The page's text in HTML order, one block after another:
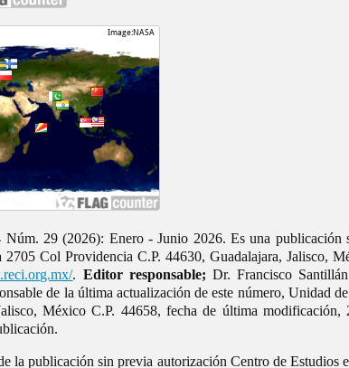
Núm. 29 (2026): Enero - Junio 2026. Es una publicación
Col Providencia C.P. 44630, Guadalajara, Jalisco,
. Editor responsable; Dr. Francisco
de la última actualización de este número, Unidad
México C.P. 44658, fecha de última
la publicación sin previa autorización Centro de Estudios